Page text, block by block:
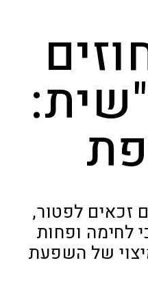
זכאים לפטור,
לחימה ופחות
של השפעת